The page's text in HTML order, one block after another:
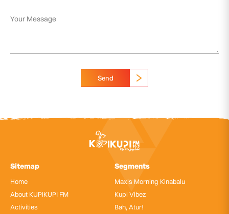
Send
Sitemap
Home
About KUPIKUPI FM
Activities
Segments
Maxis Morning Kinabalu
Kupi Vibez
Bah, Atur!